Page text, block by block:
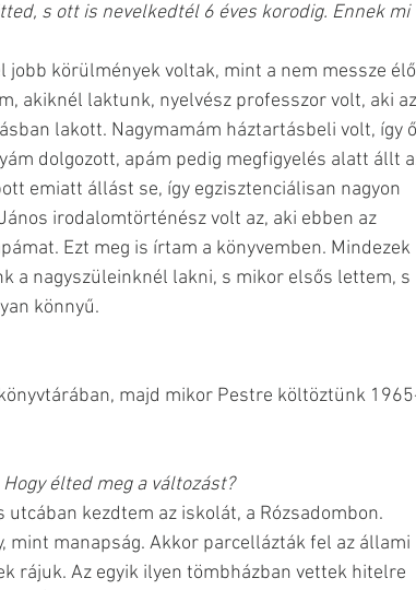
s ott is nevelkedtél 6 éves korodig. Ennek mi
jobb körülmények voltak, mint a nem messze élő
akiknél laktunk, nyelvész professzor volt, aki az
lakott. Nagymamám háztartásbeli volt, így ő
dolgozott, apám pedig megfigyelés alatt állt
emiatt állást se, így egzisztenciálisan nagyon
irodalomtörténész volt az, aki ebben az
Ezt meg is írtam a könyvemben. Mindezek
a nagyszüleinknél lakni, s mikor elsős lettem, s
könnyű.
majd mikor Pestre költöztünk
élted meg a változást?
kezdtem az iskolát, a Rózsadombon.
manapság. Akkor parcellázták fel az állami
rájuk. Az egyik ilyen tömbházban vettek hitelre